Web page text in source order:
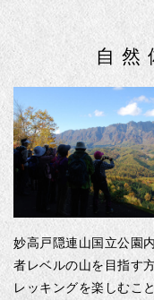
自然
妙高戸隠連山国立公園
者レベルの山を目指す
レッキングを楽しむこ